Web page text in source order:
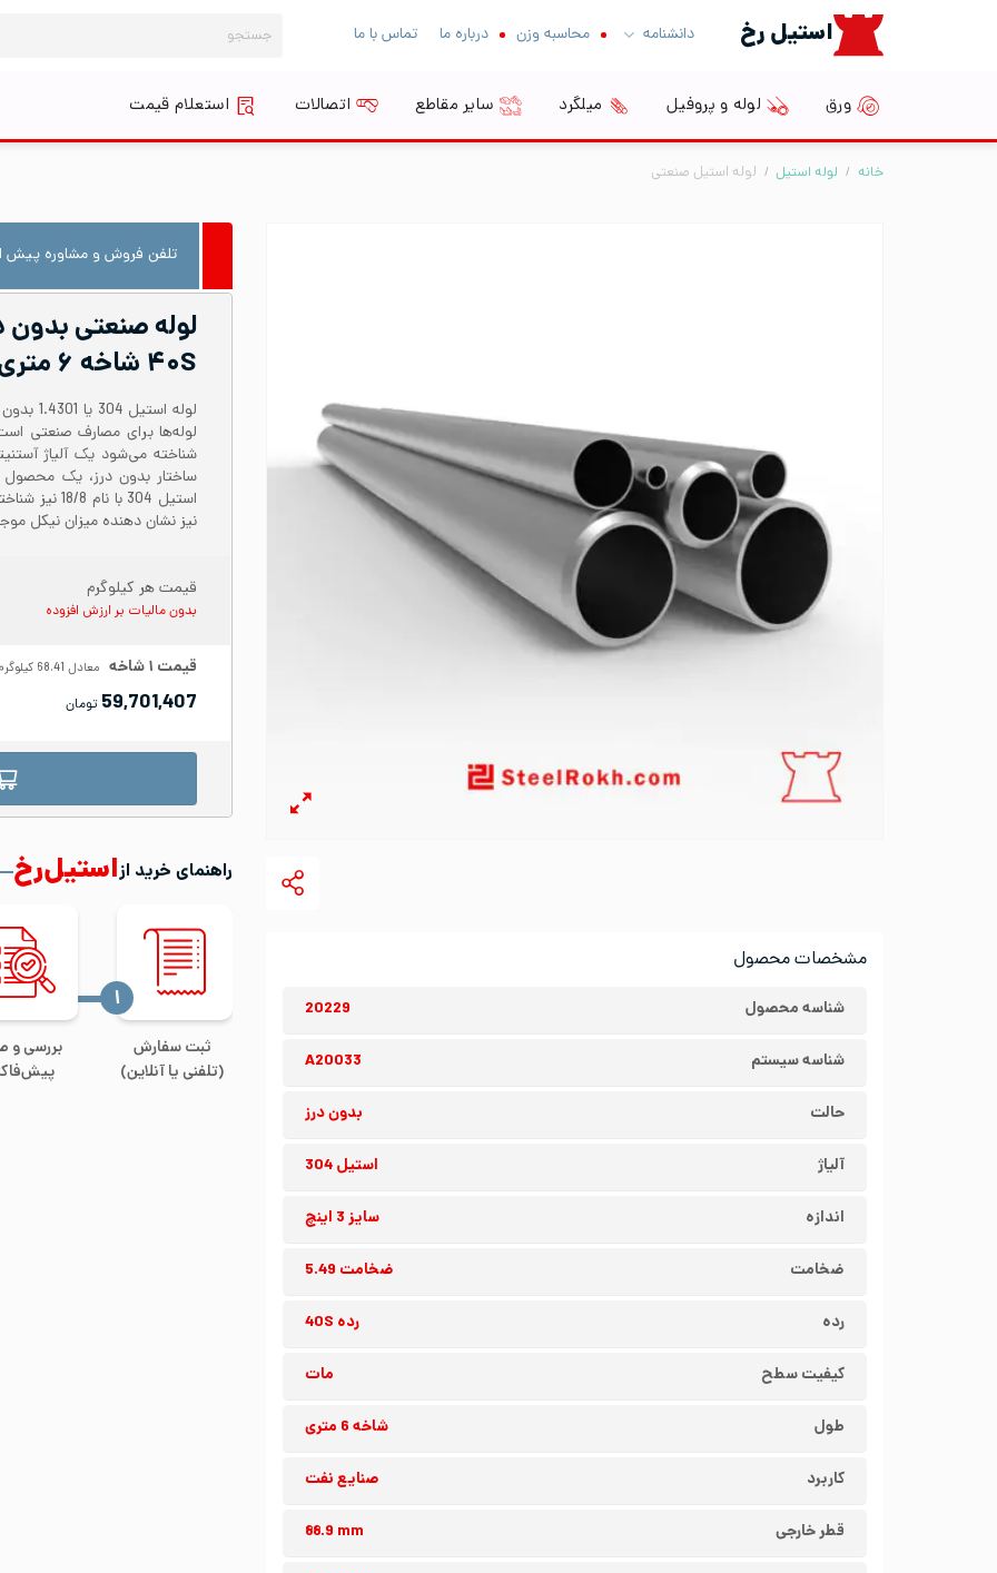
استیل رخ دانشنامه محاسبه وزن درباره ما تماس با ما
برای:
ورق لوله و پروفیل میلگرد سایر مقاطع اتصالات استعلام قیمت
خانه / لوله استیل / لوله استیل صنعتی
مشخصات محصول
شناسه محصول 20229
شناسه سیستم A20033
حالت بدون درز
آلیاژ استیل 304
اندازه سایز 3 اینچ
ضخامت ضخامت 5.49
رده رده 40S
کیفیت سطح مات
طول شاخه 6 متری
کاربرد صنایع نفت
قطر خارجی 88.9 mm
تلفن فروش و مشاوره پیش
۴۰S شاخه ۶ متری
شناخته می‌شود یک آلیاژ
ساختار بدون درز، یک
نیز نشان دهنده میزان نیکل موجود در
قیمت هر کیلوگرم
بدون مالیات بر ارزش افزوده
قیمت ۱شاخه معادل 68.41
59,701,407 تومان
راهنمای خرید ازاستیل‌رخ
ثبت سفارش
(تلفنی یا آنلاین)
‍۱
بررسی و